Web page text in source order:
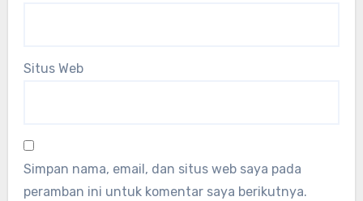
Situs Web
Simpan nama, email, dan situs web saya pada
peramban ini untuk komentar saya berikutnya.